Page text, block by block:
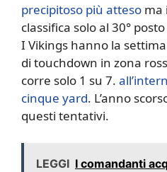
precipitoso più atteso ma
classifica solo al 30°
I Vikings hanno la
di touchdown in zona
corre solo 1 su 7.
cinque yard. L’anno
questi tentativi.
LEGGI I comandanti